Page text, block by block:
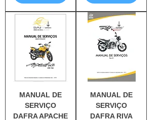
MANUAL DE
SERVIÇO
DAFRA APACHE
MANUAL DE
SERVIÇO
DAFRA RIVA